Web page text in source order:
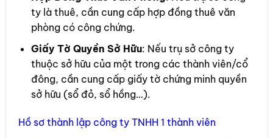
ty là thuê, cần cung cấp hợp đồng thuê văn
phòng có công chứng.
Giấy Tờ Quyền Sở Hữu: Nếu trụ sở công ty
thuộc sở hữu của một trong các thành viên/cổ
đông, cần cung cấp giấy tờ chứng minh quyền
sở hữu (sổ đỏ, sổ hồng…).
Hồ sơ thành lập công ty TNHH 1 thành viên